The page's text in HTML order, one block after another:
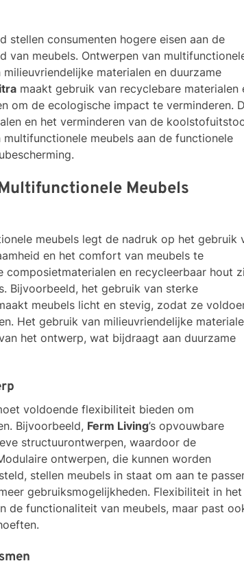
stellen consumenten hogere eisen aan de
van meubels. Ontwerpen van
materialen en duurzame
maakt gebruik van recyclebare materialen
om de ecologische impact te verminderen.
en het verminderen van de
meubels aan de functionele
Meubels
meubels legt de nadruk op het gebruik
en het comfort van meubels te
en recycleerbaar hout
Bijvoorbeeld, het gebruik van sterke
meubels licht en stevig, zodat ze
Het gebruik van milieuvriendelijke
het ontwerp, wat bijdraagt aan duurzame
voldoende flexibiliteit bieden om
Bijvoorbeeld, Ferm Living’s opvouwbare
structuurontwerpen, waardoor de
ontwerpen, die kunnen worden
stellen meubels in staat om aan te
gebruiksmogelijkheden. Flexibiliteit in het
de functionaliteit van meubels, maar past